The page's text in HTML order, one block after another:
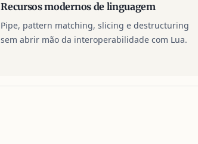
Recursos modernos de linguagem
Pipe, pattern matching, slicing e destructuring
sem abrir mão da interoperabilidade com Lua.